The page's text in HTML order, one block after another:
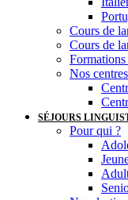
Cours de
Cours de
Nos
SÉJOURS
Pour qui ?